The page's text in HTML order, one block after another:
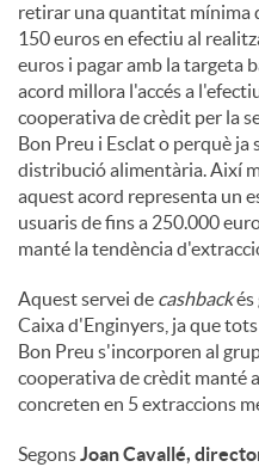
retirar una quantitat mínima
150 euros en efectiu al
euros i pagar amb la targeta
acord millora l'accés a
cooperativa de crèdit per la
Bon Preu i Esclat o perquè
distribució alimentària. Així
aquest acord representa un
usuaris de fins a 250.000
manté la tendència
Aquest servei de cashbackés
Caixa d'Enginyers, ja que
Bon Preu s'incorporen al
cooperativa de crèdit manté
concreten en 5 extraccions
SegonsJoan Cavallé,